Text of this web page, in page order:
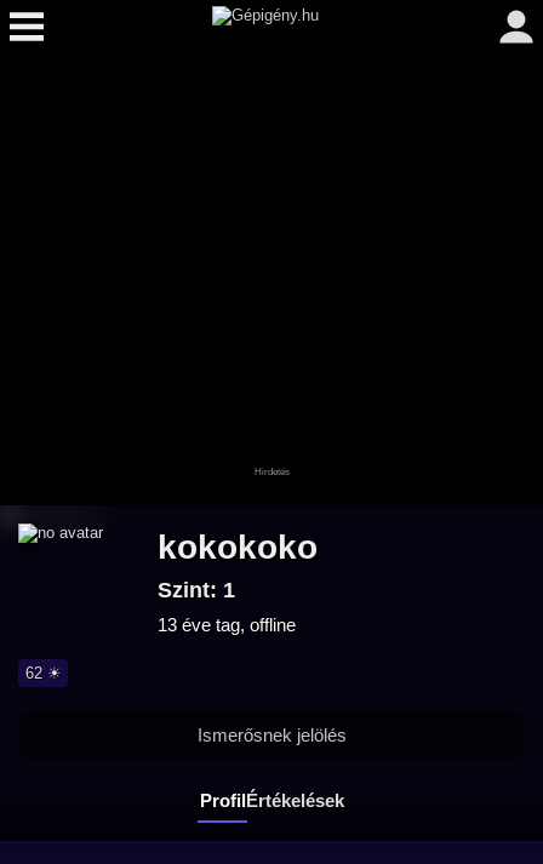
kokokoko
Szint: 1
13 éve tag, offline
62 ☀
ProfilÉrtékelések
Ismerősnek jelölés